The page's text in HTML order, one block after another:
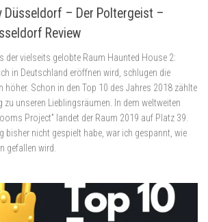
Düsseldorf – Der Poltergeist –
Review
der vielseits gelobte Raum Haunted House 2:
in Deutschland eröffnen wird, schlugen die
höher. Schon in den Top 10 des Jahres 2018 zählte
zu unseren Lieblingsräumen. In dem weltweiten
Project” landet der Raum 2019 auf Platz 39.
bisher nicht gespielt habe, war ich gespannt, wie
gefallen wird.